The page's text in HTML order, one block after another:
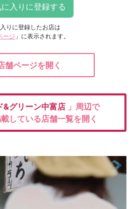
りに登録したお店は
ージ 」に表示されます。
舗ページを開く
&グリーン中富店 」周辺で
している店舗一覧を開く